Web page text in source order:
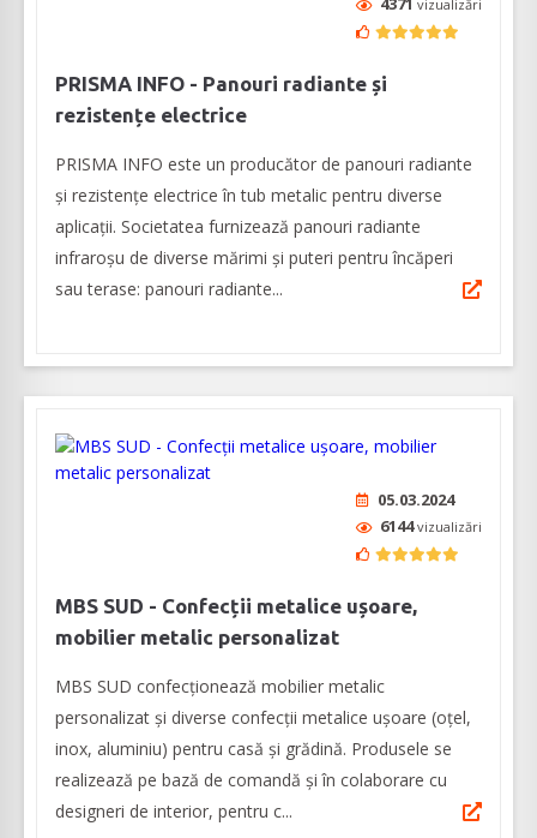
vizualizări
PRISMA INFO - Panouri radiante și
rezistențe electrice
PRISMA INFO este un producător de panouri radiante
și rezistențe electrice în tub metalic pentru diverse
aplicații. Societatea furnizează panouri radiante
infraroșu de diverse mărimi și puteri pentru încăperi
sau terase: panouri radiante...
05.03.2024
6144vizualizări
MBS SUD - Confecții metalice ușoare,
mobilier metalic personalizat
MBS SUD confecționează mobilier metalic
personalizat și diverse confecții metalice ușoare (oțel,
inox, aluminiu) pentru casă și grădină. Produsele se
realizează pe bază de comandă și în colaborare cu
designeri de interior, pentru c...